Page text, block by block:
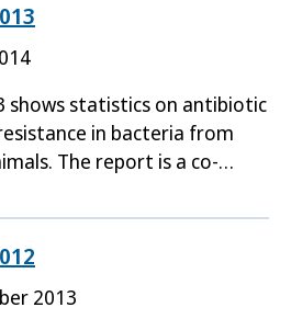
shows statistics on antibiotic
in bacteria from
The report is a co-
2013